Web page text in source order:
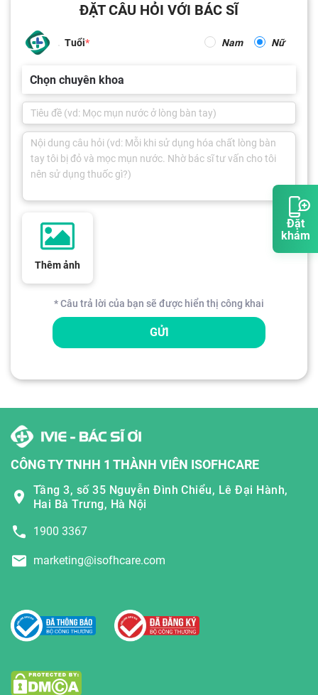
Đặt
khám
ĐẶT CÂU HỎI VỚI BÁC SĨ
Tuổi Nam Nữ
Chọn chuyên khoa
Thêm ảnh
* Câu trả lời của bạn sẽ được hiển thị công khai
GỬI
CÔNG TY TNHH 1 THÀNH VIÊN ISOFHCARE
Tầng 3, số 35 Nguyễn Đình Chiểu, Lê Đại Hành,
Hai Bà Trưng, Hà Nội
1900 3367
marketing@isofhcare.com